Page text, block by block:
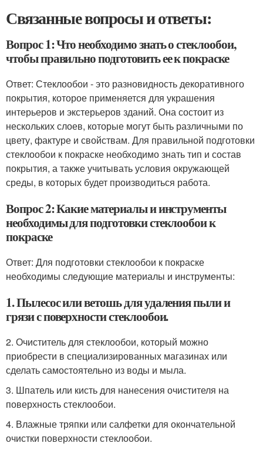
Связанные вопросы и ответы:
Вопрос 1: Что необходимо знать о стеклообои,
чтобы правильно подготовить ее к покраске
Ответ: Стеклообои - это разновидность декоративного
покрытия, которое применяется для украшения
интерьеров и экстерьеров зданий. Она состоит из
нескольких слоев, которые могут быть различными по
цвету, фактуре и свойствам. Для правильной подготовки
стеклообои к покраске необходимо знать тип и состав
покрытия, а также учитывать условия окружающей
среды, в которых будет производиться работа.
Вопрос 2: Какие материалы и инструменты
необходимы для подготовки стеклообои к
покраске
Ответ: Для подготовки стеклообои к покраске
необходимы следующие материалы и инструменты:
1. Пылесос или ветошь для удаления пыли и
грязи с поверхности стеклообои.
2. Очиститель для стеклообои, который можно
приобрести в специализированных магазинах или
сделать самостоятельно из воды и мыла.
3. Шпатель или кисть для нанесения очистителя на
поверхность стеклообои.
4. Влажные тряпки или салфетки для окончательной
очистки поверхности стеклообои.